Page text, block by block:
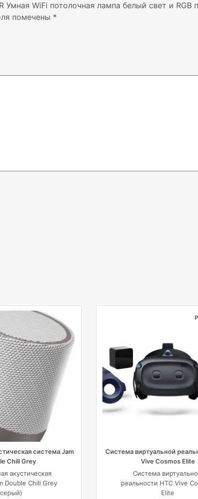
WiFi потолочная лампа белый свет и RGB
помечены *
система Jam
Chill Grey
акустическая
Double Chill Grey
Система виртуальной
Vive Cosmos Elite
Система
реальности HTC Vive
Elite